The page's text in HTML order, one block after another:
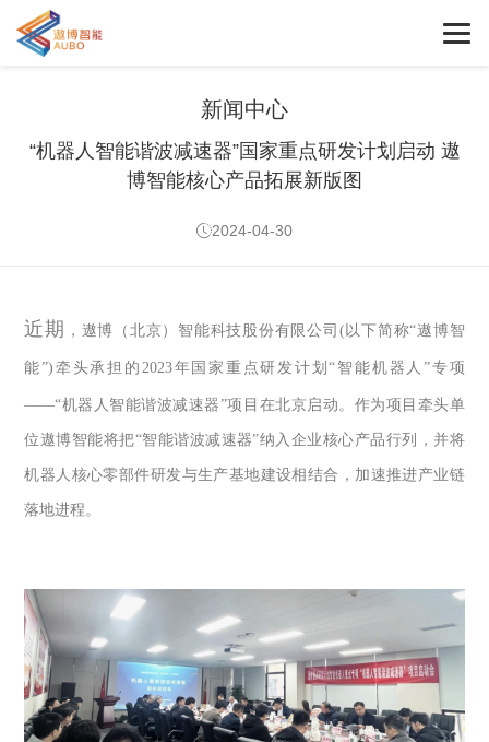
新闻中心
“机器人智能谐波减速器”国家重点研发计划启动 遨
博智能核心产品拓展新版图
2024-04-30
近期 ，遨博（北京）智能科技股份有限公司 ( 以下简称“遨博智
能”) 牵头承担的 2023年国家重点研发计划“智能机器人”专项
——“机器人智能谐波减速器”项目在北京启动。作为项目牵头单
位遨博智能将把“智能谐波减速器”纳入企业核心产品行列，并将
机器人核心零部件研发与生产基地建设相结合，加速推进产业链
落地进程。